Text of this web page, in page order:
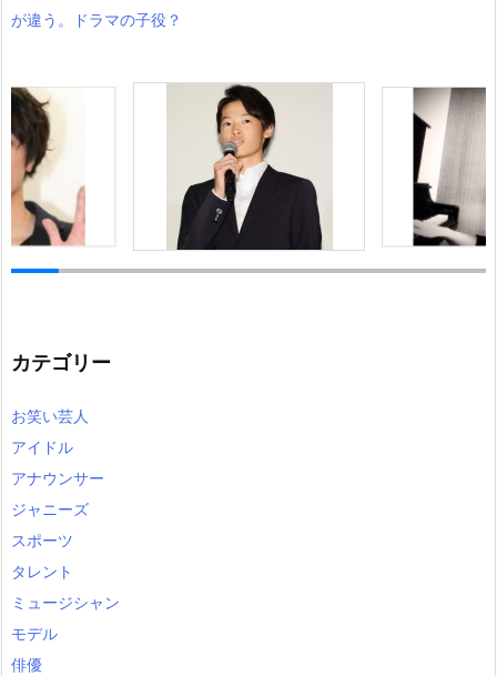
が違う。ドラマの子役？
カテゴリー
お笑い芸人
アイドル
アナウンサー
ジャニーズ
スポーツ
タレント
ミュージシャン
モデル
俳優